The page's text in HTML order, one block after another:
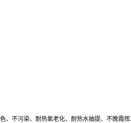
不污染、耐热氧老化、耐热水抽提、不晚霞